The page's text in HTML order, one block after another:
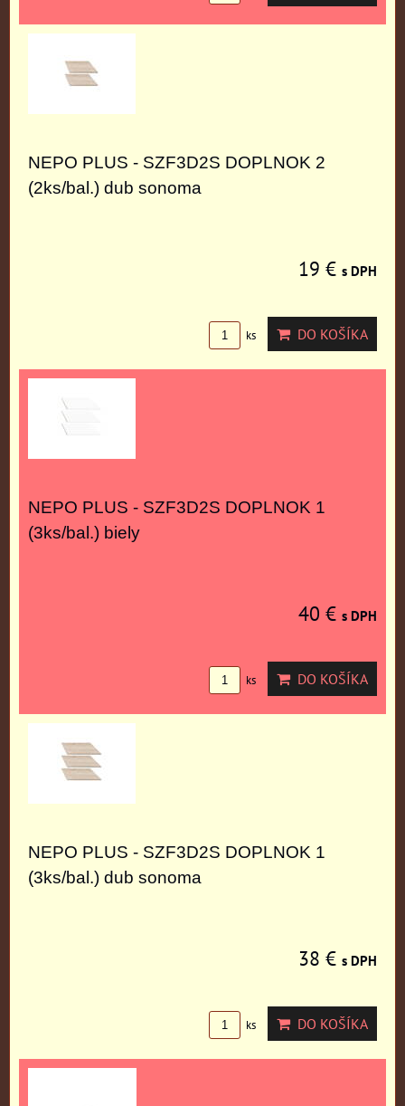
NEPO PLUS - SZF3D2S DOPLNOK 2
(2ks/bal.) dub sonoma
19 € s DPH
ks DO KOŠÍKA
NEPO PLUS - SZF3D2S DOPLNOK 1
(3ks/bal.) biely
40 € s DPH
ks DO KOŠÍKA
NEPO PLUS - SZF3D2S DOPLNOK 1
(3ks/bal.) dub sonoma
38 € s DPH
ks DO KOŠÍKA